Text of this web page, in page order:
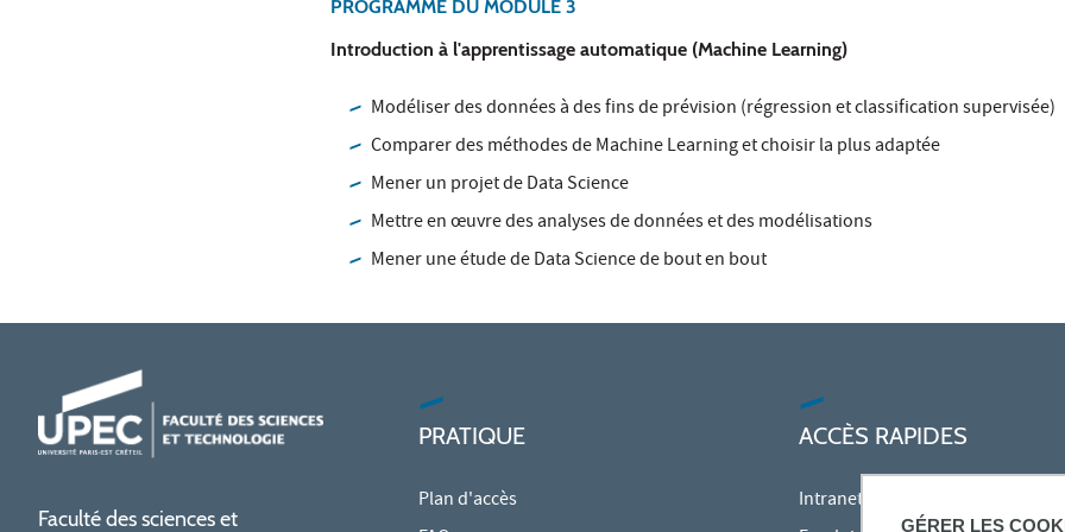
GÉRER LES
PROGRAMME DU MODULE 3
Introduction à l'apprentissage automatique (Machine Learning)
Modéliser des données à des fins de prévision (régression et classification supervisée)
Comparer des méthodes de Machine Learning et choisir la plus adaptée
Mener un projet de Data Science
Mettre en œuvre des analyses de données et des modélisations
Mener une étude de Data Science de bout en bout
Faculté des sciences et
PRATIQUE
Plan d'accès
ACCÈS RAPIDES
Intranet des personnels